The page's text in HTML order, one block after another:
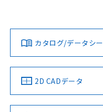
ダウンロードデータをご利
みください。
ソフトウェアの使用条件
対応済み
中国 RoHS 注意事項・
カタログ/データシ
2D CADデータ